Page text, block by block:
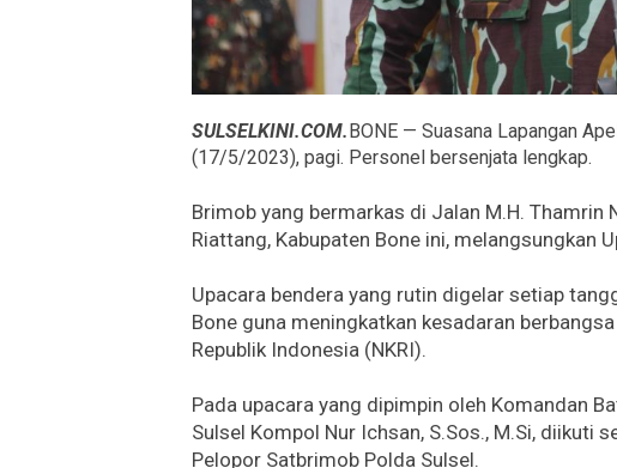
SULSELKINI.COM. BONE — Suasana Lapangan
(17/5/2023), pagi. Personel bersenjata lengkap.
Brimob yang bermarkas di Jalan M.H. Thamrin
Riattang, Kabupaten Bone ini, melangsungkan
Upacara bendera yang rutin digelar setiap
Bone guna meningkatkan kesadaran
Republik Indonesia (NKRI).
Pada upacara yang dipimpin oleh Komandan
Sulsel Kompol Nur Ichsan, S.Sos., M.Si, diikuti
Pelopor Satbrimob Polda Sulsel.